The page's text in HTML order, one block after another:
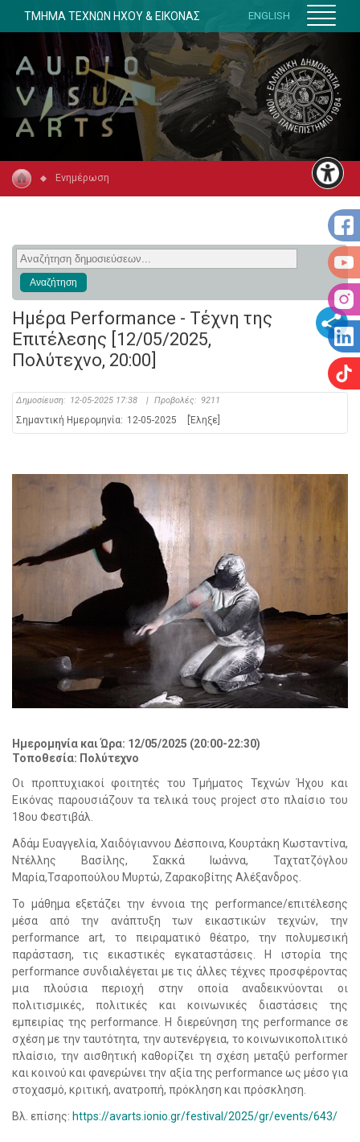
ΤΜΗΜΑ ΤΕΧΝΩΝ ΗΧΟΥ & ΕΙΚΟΝΑΣ ENGLISH
Ενημέρωση
Ημέρα Performance - Τέχνη της
Επιτέλεσης [12/05/2025,
Πολύτεχνο, 20:00]
Δημοσίευση: 12-05-2025 17:38 | Προβολές: 9211
Σημαντική Ημερομηνία: 12-05-2025 [Έληξε]
Ημερομηνία και Ώρα: 12/05/2025 (20:00-22:30)
Τοποθεσία: Πολύτεχνο
Οι προπτυχιακοί φοιτητές του Τμήματος Τεχνών Ήχου και
Εικόνας παρουσιάζουν τα τελικά τους project στο πλαίσιο του
18ου Φεστιβάλ.
Αδάμ Ευαγγελία, Χαιδόγιαννου Δέσποινα, Κουρτάκη Κωσταντίνα,
Ντέλλης Βασίλης, Σακκά Ιωάννα, Ταχτατζόγλου
Μαρία,Τσαροπούλου Μυρτώ, Ζαρακοβίτης Αλέξανδρος.
Το μάθημα εξετάζει την έννοια της performance/επιτέλεσης
μέσα από την ανάπτυξη των εικαστικών τεχνών, την
performance art, το πειραματικό θέατρο, την πολυμεσική
παράσταση, τις εικαστικές εγκαταστάσεις. Η ιστορία της
performance συνδιαλέγεται με τις άλλες τέχνες προσφέροντας
μια πλούσια περιοχή στην οποία αναδεικνύονται οι
πολιτισμικές, πολιτικές και κοινωνικές διαστάσεις της
εμπειρίας της performance. Η διερεύνηση της performance σε
σχέση με την ταυτότητα, την αυτενέργεια, το κοινωνικοπολιτικό
πλαίσιο, την αισθητική καθορίζει τη σχέση μεταξύ performer
και κοινού και φανερώνει την αξία της performance ως μέσο για
στοχασμό, κριτική, ανατροπή, πρόκληση και πρόσκληση.
Βλ. επίσης: https://avarts.ionio.gr/festival/2025/gr/events/643/